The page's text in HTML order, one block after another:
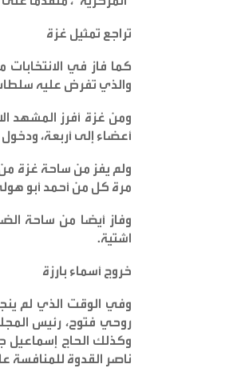
تراجع تمثيل غزة
كما فاز في
والذي تفرض عليه
ومن غزة أفرز المشهد
أعضاء إلى أربعة،
ولم يفز من ساحة غزة
مرة كل من أحمد أبو
وفاز أيضا من ساحة
اشتية.
خروج أسماء بارزة
وفي الوقت الذي لم
روحي فتوح، رئيس
وكذلك الحاج إسماعيل
ناصر القدوة للمنافسة